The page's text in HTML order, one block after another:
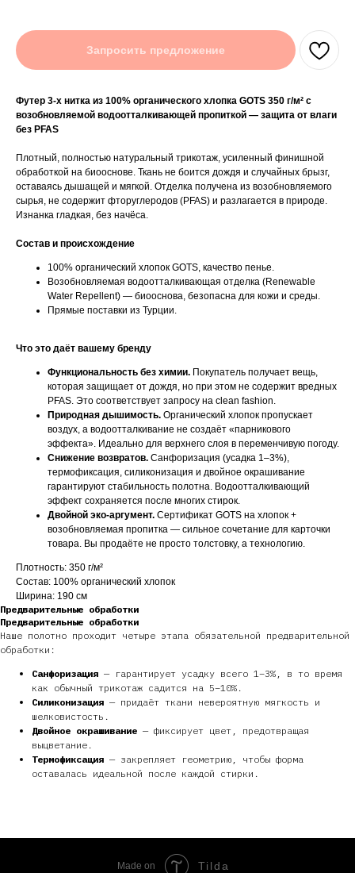
Запросить предложение
Футер 3‑х нитка из 100% органического хлопка GOTS 350 г/м² с
возобновляемой водоотталкивающей пропиткой — защита от влаги
без PFAS
Плотный, полностью натуральный трикотаж, усиленный финишной
обработкой на биооснове. Ткань не боится дождя и случайных брызг,
оставаясь дышащей и мягкой. Отделка получена из возобновляемого
сырья, не содержит фторуглеродов (PFAS) и разлагается в природе.
Изнанка гладкая, без начёса.
Состав и происхождение
100% органический хлопок GOTS, качество пенье.
Возобновляемая водоотталкивающая отделка (Renewable
Water Repellent) — биооснова, безопасна для кожи и среды.
Прямые поставки из Турции.
Что это даёт вашему бренду
Функциональность без химии. Покупатель получает вещь,
которая защищает от дождя, но при этом не содержит вредных
PFAS. Это соответствует запросу на clean fashion.
Природная дышимость. Органический хлопок пропускает
воздух, а водоотталкивание не создаёт «парникового
эффекта». Идеально для верхнего слоя в переменчивую погоду.
Снижение возвратов. Санфоризация (усадка 1–3%),
термофиксация, силиконизация и двойное окрашивание
гарантируют стабильность полотна. Водоотталкивающий
эффект сохраняется после многих стирок.
Двойной эко-аргумент. Сертификат GOTS на хлопок +
возобновляемая пропитка — сильное сочетание для карточки
товара. Вы продаёте не просто толстовку, а технологию.
Плотность: 350 г/м²
Состав: 100% органический хлопок
Ширина: 190 см
Предварительные обработки
Предварительные обработки
Наше полотно проходит четыре этапа обязательной предварительной
обработки:
Санфоризация — гарантирует усадку всего 1–3%, в то время
как обычный трикотаж садится на 5–10%.
Силиконизация — придаёт ткани невероятную мягкость и
шелковистость.
Двойное окрашивание — фиксирует цвет, предотвращая
выцветание.
Термофиксация — закрепляет геометрию, чтобы форма
оставалась идеальной после каждой стирки.
Made on Tilda